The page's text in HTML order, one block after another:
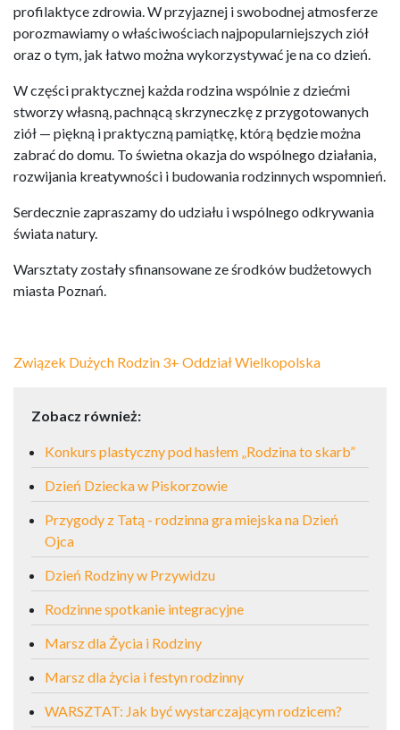
profilaktyce zdrowia. W przyjaznej i swobodnej atmosferze
porozmawiamy o właściwościach najpopularniejszych ziół
oraz o tym, jak łatwo można wykorzystywać je na co dzień.
W części praktycznej każda rodzina wspólnie z dziećmi
stworzy własną, pachnącą skrzyneczkę z przygotowanych
ziół — piękną i praktyczną pamiątkę, którą będzie można
zabrać do domu. To świetna okazja do wspólnego działania,
rozwijania kreatywności i budowania rodzinnych wspomnień.
Serdecznie zapraszamy do udziału i wspólnego odkrywania
świata natury.
Warsztaty zostały sfinansowane ze środków budżetowych
miasta Poznań.
Związek Dużych Rodzin 3+ Oddział Wielkopolska
Zobacz również:
Konkurs plastyczny pod hasłem „Rodzina to skarb”
Dzień Dziecka w Piskorzowie
Przygody z Tatą - rodzinna gra miejska na Dzień
Ojca
Dzień Rodziny w Przywidzu
Rodzinne spotkanie integracyjne
Marsz dla Życia i Rodziny
Marsz dla życia i festyn rodzinny
WARSZTAT: Jak być wystarczającym rodzicem?